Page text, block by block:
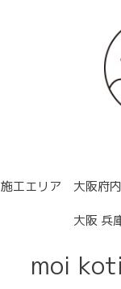
施工エリア 大阪府
大阪 兵
moi